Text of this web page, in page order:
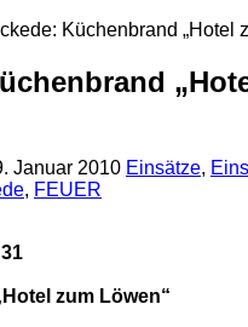
Küchenbrand „Hotel
Januar 2010 Einsätze,
, FEUER
zum Löwen“